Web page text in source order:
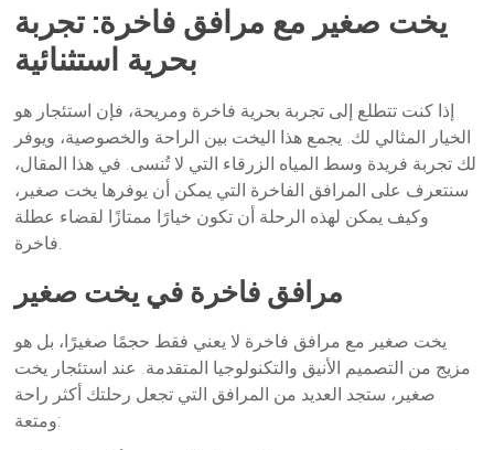
يخت صغير مع مرافق فاخرة: تجربة
بحرية استثنائية
إذا كنت تتطلع إلى تجربة بحرية فاخرة ومريحة، فإن استئجار هو
الخيار المثالي لك. يجمع هذا اليخت بين الراحة والخصوصية، ويوفر
لك تجربة فريدة وسط المياه الزرقاء التي لا تُنسى. في هذا المقال،
سنتعرف على المرافق الفاخرة التي يمكن أن يوفرها يخت صغير،
وكيف يمكن لهذه الرحلة أن تكون خيارًا ممتازًا لقضاء عطلة
فاخرة.
مرافق فاخرة في يخت صغير
يخت صغير مع مرافق فاخرة لا يعني فقط حجمًا صغيرًا، بل هو
مزيج من التصميم الأنيق والتكنولوجيا المتقدمة. عند استئجار يخت
صغير، ستجد العديد من المرافق التي تجعل رحلتك أكثر راحة
ومتعة: